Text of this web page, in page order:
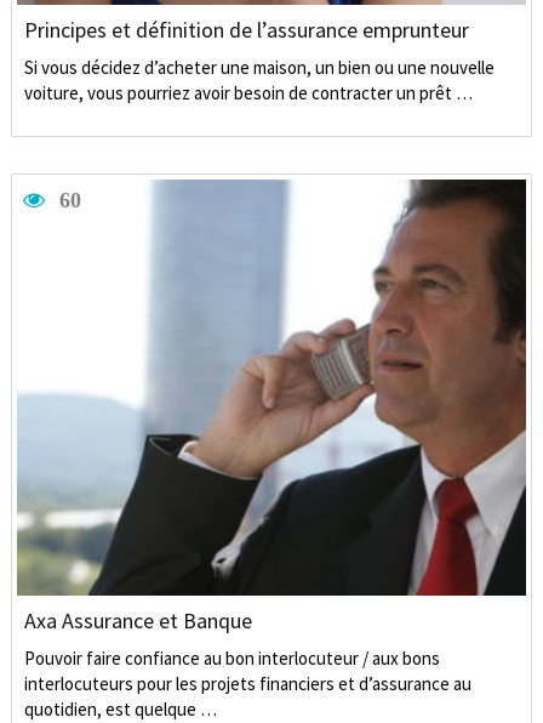
Principes et définition de l’assurance emprunteur
Si vous décidez d’acheter une maison, un bien ou une nouvelle
voiture, vous pourriez avoir besoin de contracter un prêt …
60
Axa Assurance et Banque
Pouvoir faire confiance au bon interlocuteur / aux bons
interlocuteurs pour les projets financiers et d’assurance au
quotidien, est quelque …